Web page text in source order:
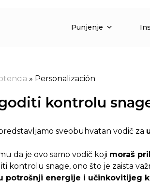
Punjenje
» Personalización
kontrolu
sveobuhvatan vodič za
da je ovo samo vodič koji moraš
kontrolu snage, ono što je zaista
potrošnji energije i učinkovitijeg